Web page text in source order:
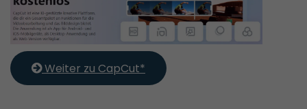
Weiter zu CapCut*